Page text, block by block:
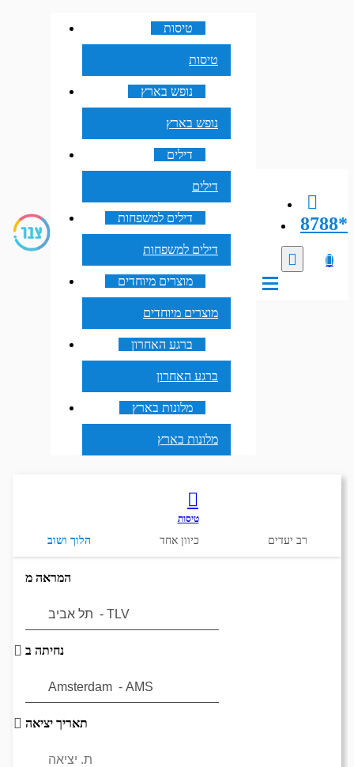
8788*
טיסות
טיסות
נופש בארץ
נופש בארץ
דילים
דילים
דילים למשפחות
דילים למשפחות
מוצרים מיוחדים
מוצרים מיוחדים
ברגע האחרון
ברגע האחרון
מלונות בארץ
מלונות בארץ
טיסות
הלוך ושוב כיוון אחד רב יעדים
המראה מ
נחיתה ב
תאריך יציאה